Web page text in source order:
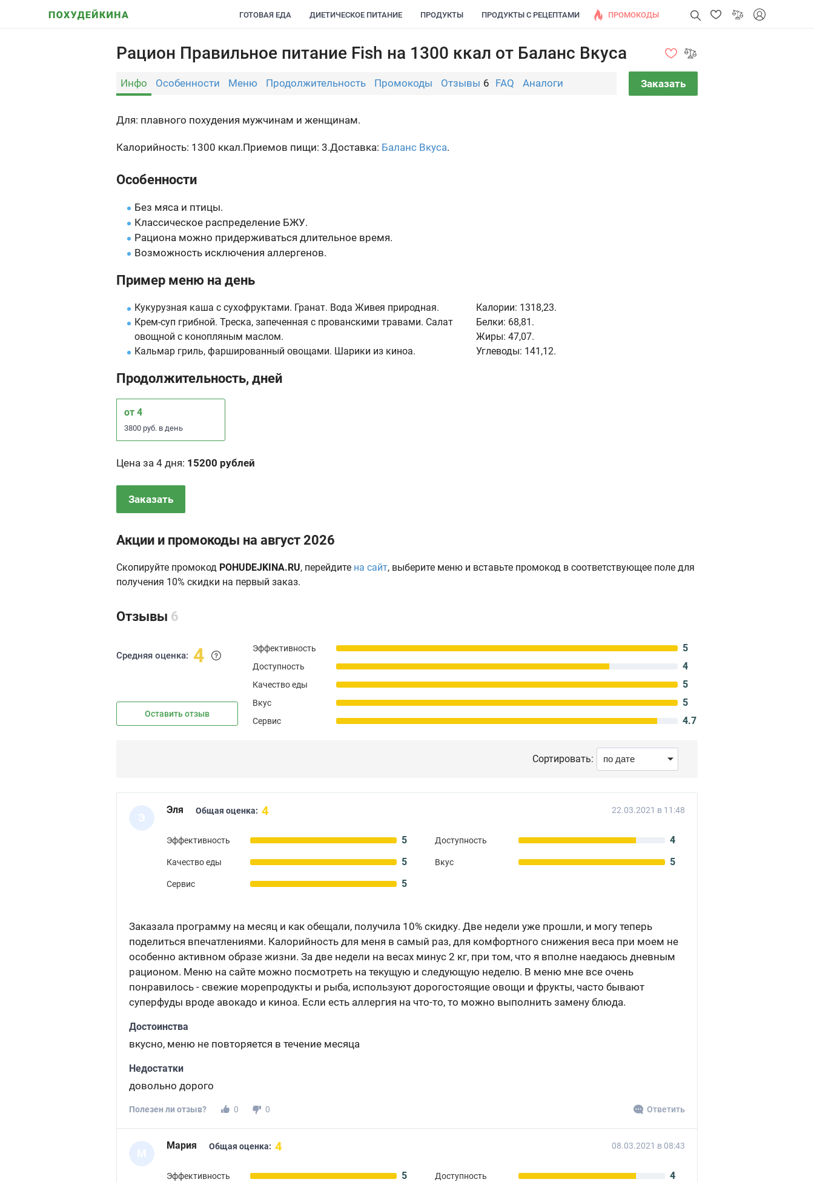
ГОТОВАЯ ЕДА ДИЕТИЧЕСКОЕ ПИТАНИЕ ПРОДУКТЫ ПРОДУКТЫ С РЕЦЕПТАМИ ПРОМОКОДЫ
Рацион Правильное питание Fish на 1300 ккал от Баланс Вкуса
Инфо Особенности Меню Продолжительность Промокоды Отзывы 6 FAQ Аналоги Заказать
Для: плавного похудения мужчинам и женщинам.
Калорийность: 1300 ккал.Приемов пищи: 3.Доставка: Баланс Вкуса.
Особенности
Без мяса и птицы.
Классическое распределение БЖУ.
Рациона можно придерживаться длительное время.
Возможность исключения аллергенов.
Пример меню на день
Кукурузная каша с сухофруктами. Гранат. Вода Живея природная.
Крем-суп грибной. Треска, запеченная с прованскими травами. Салат
овощной с конопляным маслом.
Кальмар гриль, фаршированный овощами. Шарики из киноа.
Калории: 1318,23.
Белки: 68,81.
Жиры: 47,07.
Углеводы: 141,12.
Продолжительность, дней
от 4
3800 руб. в день
Цена за 4 дня: 15200 рублей
Заказать
Акции и промокоды на август 2026
Скопируйте промокод POHUDEJKINA.RU, перейдите на сайт, выберите меню и вставьте промокод в соответствующее поле для
получения 10% скидки на первый заказ.
Отзывы 6
Средняя оценка: 4
Оставить отзыв
Эффективность 5
Доступность 4
Качество еды 5
Вкус 5
Сервис 4.7
Сортировать:
Э
Эля Общая оценка: 4 22.03.2021 в 11:48
Эффективность 5 Доступность 4
Качество еды 5 Вкус 5
Сервис 5
Заказала программу на месяц и как обещали, получила 10% скидку. Две недели уже прошли, и могу теперь
поделиться впечатлениями. Калорийность для меня в самый раз, для комфортного снижения веса при моем не
особенно активном образе жизни. За две недели на весах минус 2 кг, при том, что я вполне наедаюсь дневным
рационом. Меню на сайте можно посмотреть на текущую и следующую неделю. В меню мне все очень
понравилось - свежие морепродукты и рыба, используют дорогостоящие овощи и фрукты, часто бывают
суперфуды вроде авокадо и киноа. Если есть аллергия на что-то, то можно выполнить замену блюда.
Достоинства
вкусно, меню не повторяется в течение месяца
Недостатки
довольно дорого
Полезен ли отзыв? 0 0 Ответить
М
Мария Общая оценка: 4 08.03.2021 в 08:43
Эффективность 5 Доступность 4